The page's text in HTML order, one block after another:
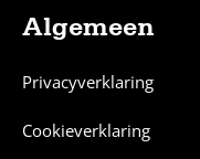
Algemeen
Privacyverklaring
Cookieverklaring